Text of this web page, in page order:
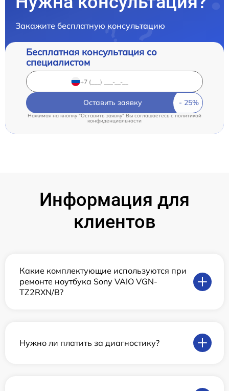
Закажите бесплатную консультацию
Бесплатная консультация со
специалистом
Оставить заявку
Нажимая на кнопку "Оставить заявку" Вы соглашаетесь cполитикой
конфиденциальности
Информация для
клиентов
Какие комплектующие используются при
ремонте ноутбука Sony VAIO VGN-
TZ2RXN/B?
Нужно ли платить за диагностику?